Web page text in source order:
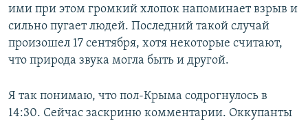
ими при этом громкий хлопок напоминает взрыв и
сильно пугает людей. Последний такой случай
произошел 17 сентября, хотя некоторые считают,
что природа звука могла быть и другой.
Я так понимаю, что пол-Крыма содрогнулось в
14:30. Сейчас заскриню комментарии. Оккупанты